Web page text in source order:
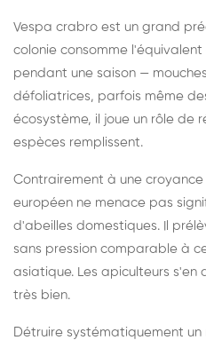
Vespa crabro est un grand
colonie consomme
pendant une saison —
défoliatrices, parfois même
écosystème, il joue un rôle de
espèces remplissent.
Contrairement à une
européen ne menace pas
d'abeilles domestiques. Il
sans pression comparable à
asiatique. Les apiculteurs
très bien.
Détruire systématiquement